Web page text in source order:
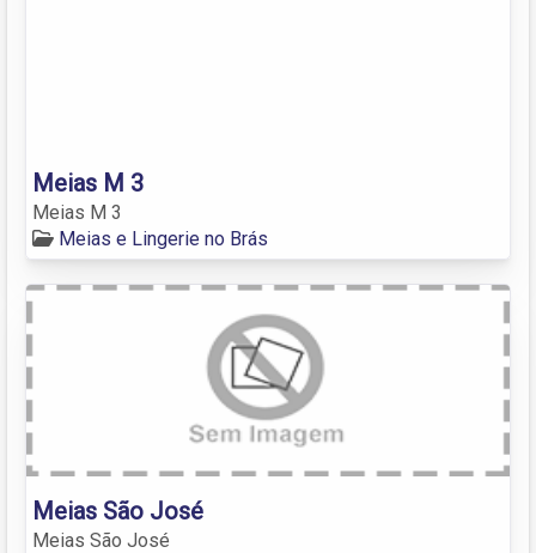
Meias M 3
Meias M 3
Meias e Lingerie no Brás
Meias São José
Meias São José